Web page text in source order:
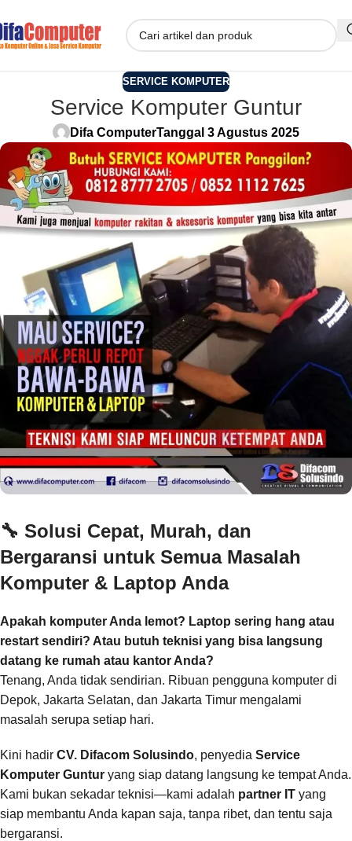
SERVICE KOMPUTER
Service Komputer Guntur
Difa ComputerTanggal 3 Agustus 2025
🔧 Solusi Cepat, Murah, dan
Bergaransi untuk Semua Masalah
Komputer & Laptop Anda
Apakah komputer Anda lemot? Laptop sering hang atau
restart sendiri? Atau butuh teknisi yang bisa langsung
datang ke rumah atau kantor Anda?
Tenang, Anda tidak sendirian. Ribuan pengguna komputer di
Depok, Jakarta Selatan, dan Jakarta Timur mengalami
masalah serupa setiap hari.
Kini hadir CV. Difacom Solusindo, penyedia Service
Komputer Guntur yang siap datang langsung ke tempat Anda.
Kami bukan sekadar teknisi—kami adalah partner IT yang
siap membantu Anda kapan saja, tanpa ribet, dan tentu saja
bergaransi.